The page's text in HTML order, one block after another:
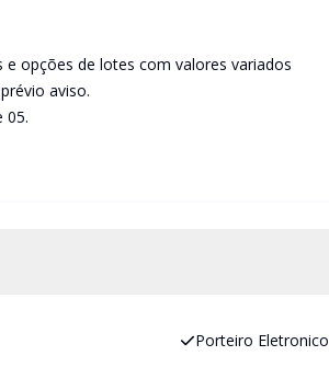
opções de lotes com valores variados
aviso.
05.
Porteiro Eletronico